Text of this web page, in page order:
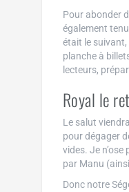
Pour abonder
également
était le suivant,
planche à
lecteurs,
Royal le
Le salut
pour dégager
vides. Je
par Manu
Donc notre